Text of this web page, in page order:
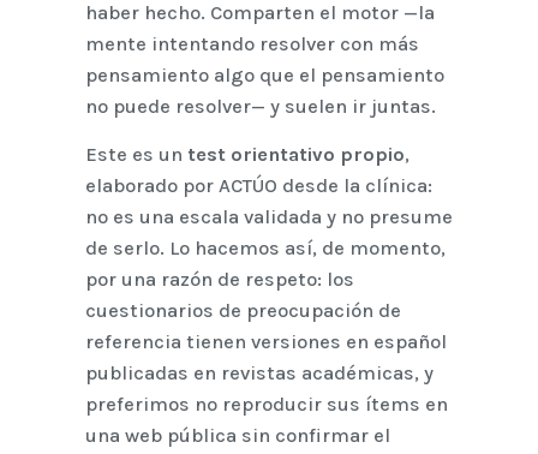
haber hecho. Comparten el motor —la
mente intentando resolver con más
pensamiento algo que el pensamiento
no puede resolver— y suelen ir juntas.
Este es un test orientativo propio,
elaborado por ACTÚO desde la clínica:
no es una escala validada y no presume
de serlo. Lo hacemos así, de momento,
por una razón de respeto: los
cuestionarios de preocupación de
referencia tienen versiones en español
publicadas en revistas académicas, y
preferimos no reproducir sus ítems en
una web pública sin confirmar el